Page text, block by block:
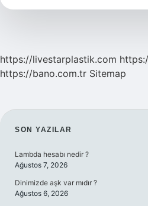
Ne
https://livestarplastik.com
https://bano.com.tr Sitemap
SIDEBAR
SON YAZILAR
Lambda hesabı nedir ?
Ağustos 7, 2026
Dinimizde aşk var mıdır ?
Ağustos 6, 2026